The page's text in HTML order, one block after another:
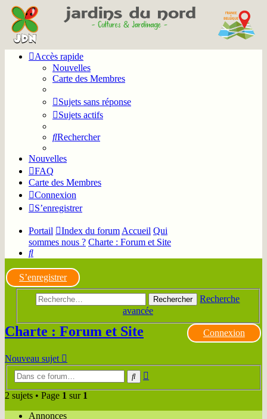
Accès rapide
Nouvelles
Carte des Membres
Sujets sans réponse
Sujets actifs
Rechercher
Nouvelles
FAQ
Carte des Membres
Connexion
S’enregistrer
Portail Index du forum Accueil Qui
sommes nous ? Charte : Forum et Site
Rechercher
S’enregistrer
Rechercher
Recherche
avancée
Connexion
Charte : Forum et Site
Nouveau sujet
Rechercher
2 sujets • Page 1 sur 1
Annonces